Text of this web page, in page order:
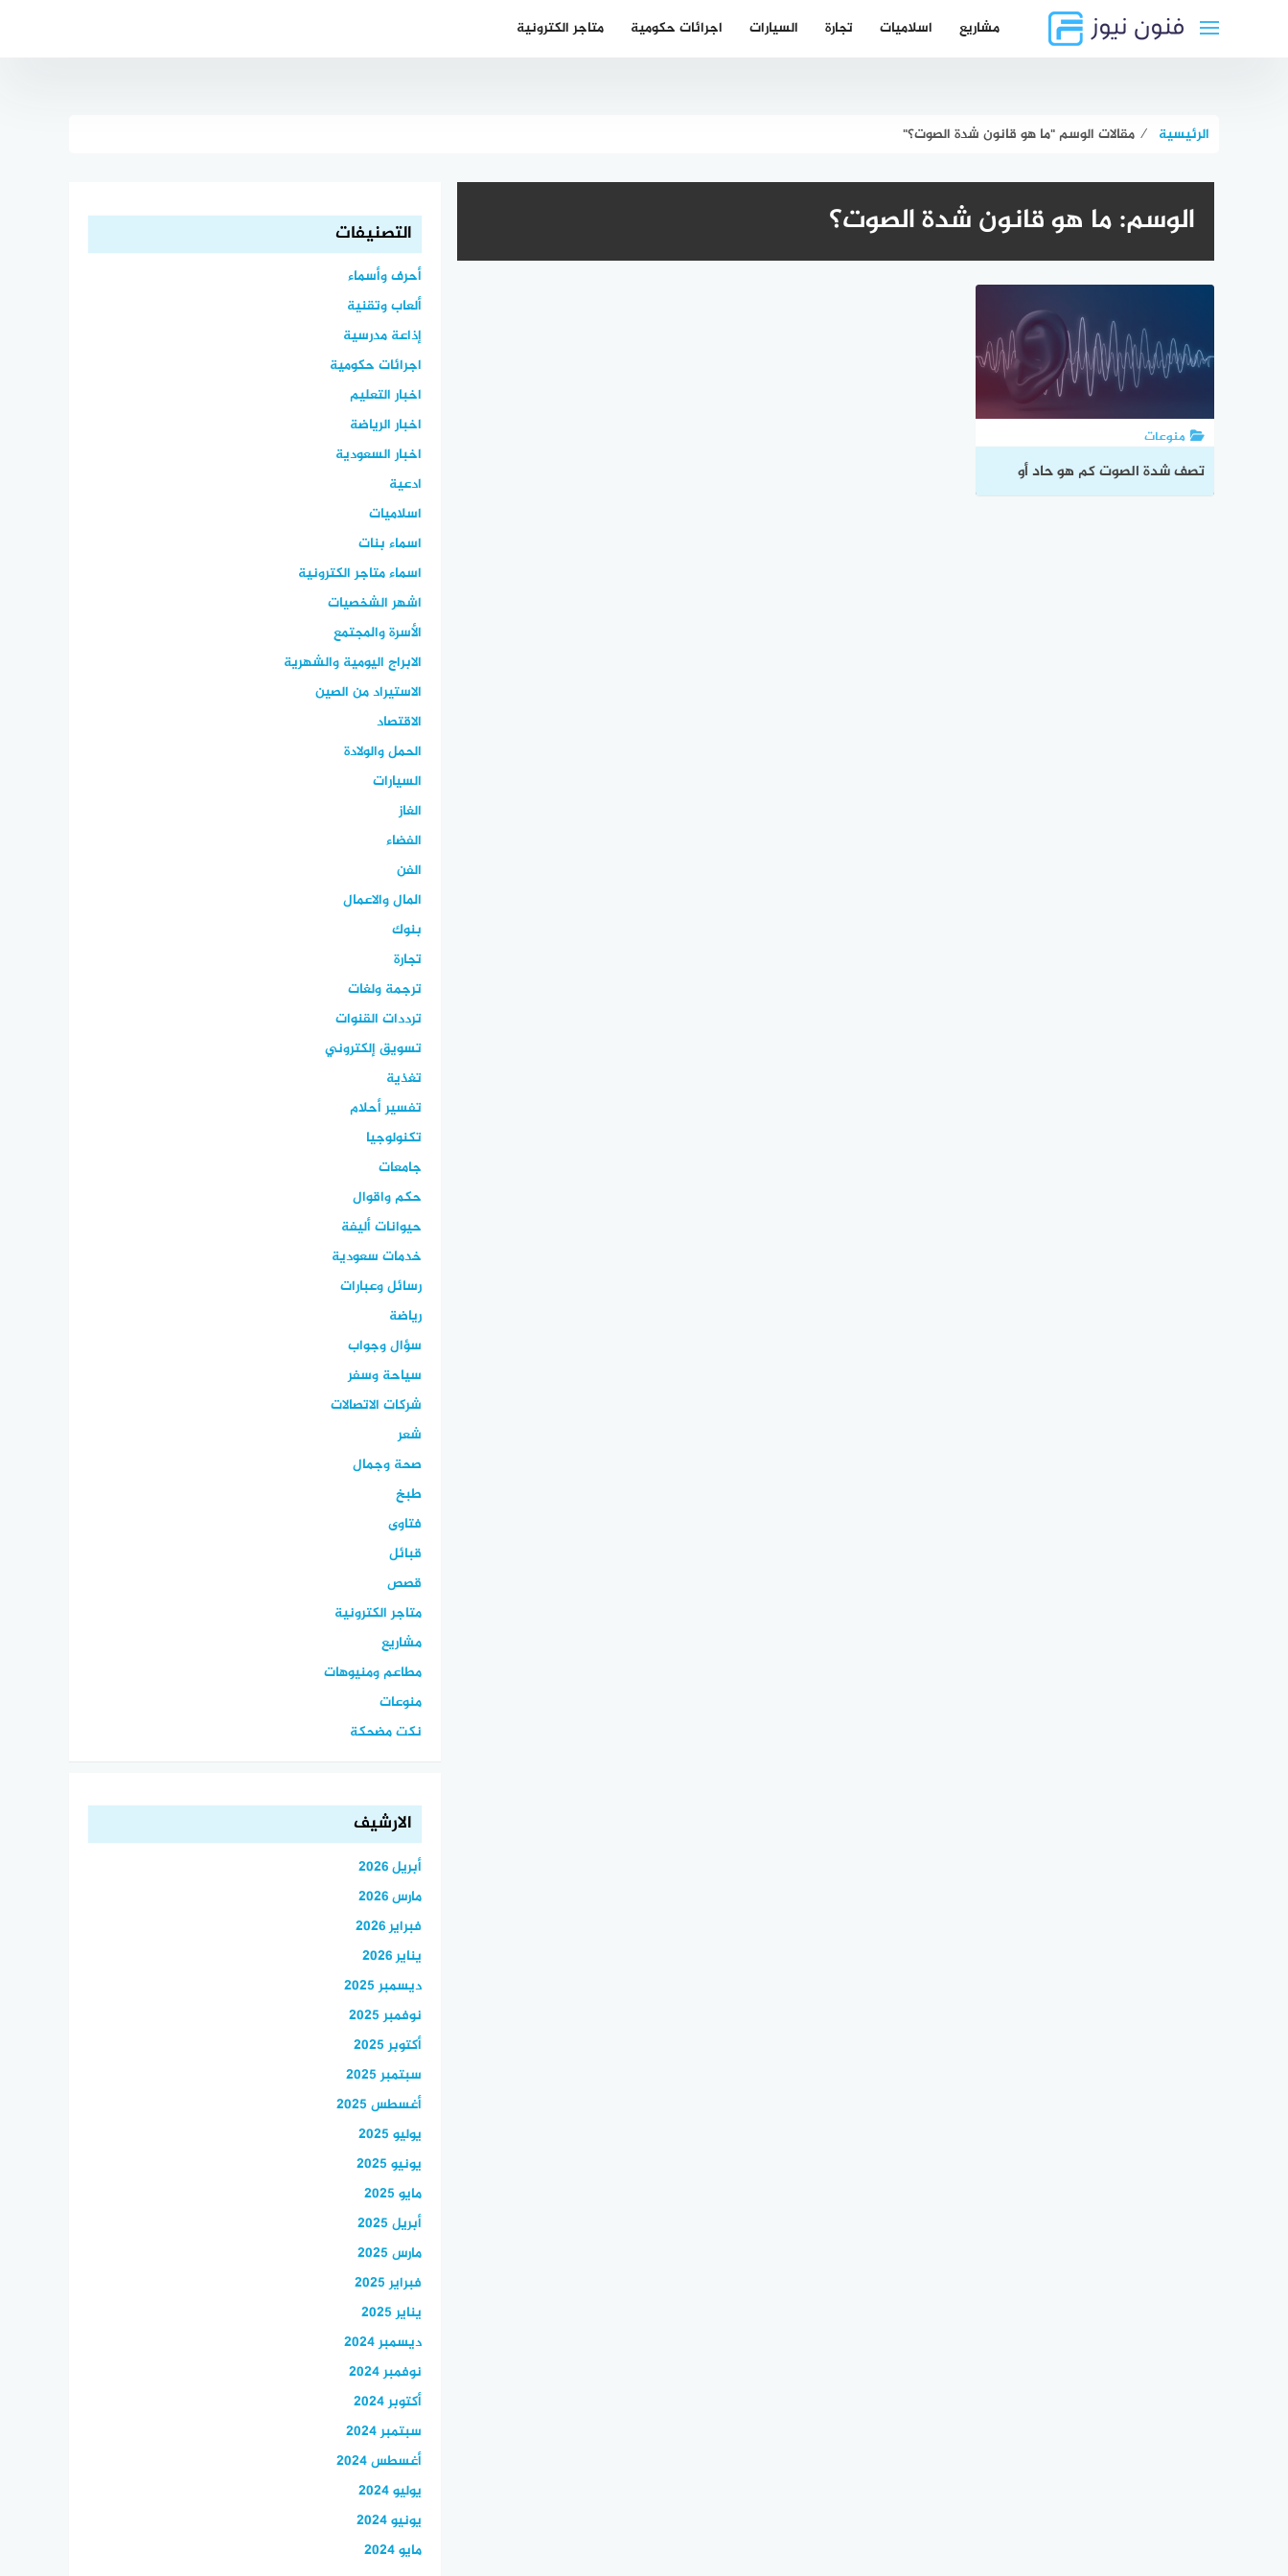
مشاريع اسلاميات تجارة السيارات اجرائات حكومية متاجر الكترونية
الرئيسية ⁄ مقالات الوسم "ما هو قانون شدة الصوت؟"
الوسم:ما هو قانون شدة الصوت؟
منوعات
تصف شدة الصوت كم هو حاد أو
التصنيفات
أحرف وأسماء
ألعاب وتقنية
إذاعة مدرسية
اجرائات حكومية
اخبار التعليم
اخبار الرياضة
اخبار السعودية
ادعية
اسلاميات
اسماء بنات
اسماء متاجر الكترونية
اشهر الشخصيات
الأسرة والمجتمع
الابراج اليومية والشهرية
الاستيراد من الصين
الاقتصاد
الحمل والولادة
السيارات
الغاز
الفضاء
الفن
المال والاعمال
بنوك
تجارة
ترجمة ولغات
ترددات القنوات
تسويق إلكتروني
تغذية
تفسير أحلام
تكنولوجيا
جامعات
حكم واقوال
حيوانات أليفة
خدمات سعودية
رسائل وعبارات
رياضة
سؤال وجواب
سياحة وسفر
شركات الاتصالات
شعر
صحة وجمال
طبخ
فتاوى
قبائل
قصص
متاجر الكترونية
مشاريع
مطاعم ومنيوهات
منوعات
نكت مضحكة
الارشيف
أبريل 2026
مارس 2026
فبراير 2026
يناير 2026
ديسمبر 2025
نوفمبر 2025
أكتوبر 2025
سبتمبر 2025
أغسطس 2025
يوليو 2025
يونيو 2025
مايو 2025
أبريل 2025
مارس 2025
فبراير 2025
يناير 2025
ديسمبر 2024
نوفمبر 2024
أكتوبر 2024
سبتمبر 2024
أغسطس 2024
يوليو 2024
يونيو 2024
مايو 2024